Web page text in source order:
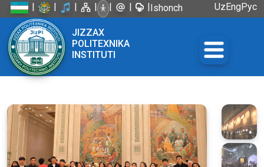
| | | | | | |Ishonch
UzEngРус
JIZZAX
POLITEXNIKA
INSTITUTI